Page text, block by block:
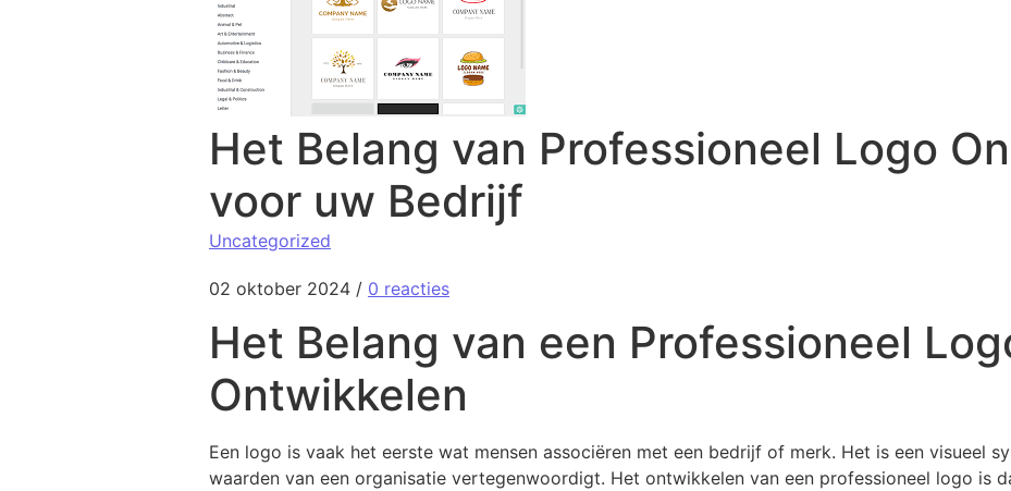
Het Belang van Professioneel Logo
voor uw Bedrijf
Uncategorized
02 oktober 2024 / 0 reacties
Het Belang van een Professioneel
Ontwikkelen
Een logo is vaak het eerste wat mensen associëren met een bedrijf of merk. Het is een visueel
waarden van een organisatie vertegenwoordigt. Het ontwikkelen van een professioneel logo is